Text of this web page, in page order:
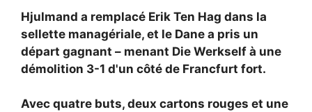
Hjulmand a remplacé Erik Ten Hag dans la
sellette managériale, et le Dane a pris un
départ gagnant – menant Die Werkself à une
démolition 3-1 d'un côté de Francfurt fort.
Avec quatre buts, deux cartons rouges et une